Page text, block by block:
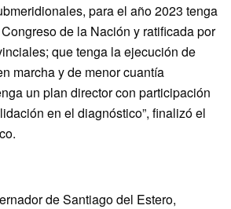
para el año 2023 tenga
de la Nación y ratificada por
que tenga la ejecución de
marcha y de menor cuantía
un plan director con participación
en el diagnóstico”, finalizó el
de Santiago del Estero,